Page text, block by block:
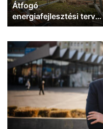
Átfogó
energiafejlesztési tervet
fogadott el a kormány:
geotermikus
beruházásokat
indítanak el, és bővítik
az energiatároló
kapacitásokat